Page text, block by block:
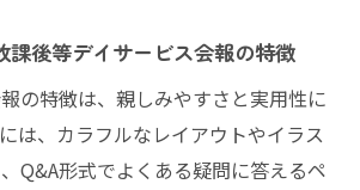
課後等デイサービス会報の特徴
の特徴は、親しみやすさと実用性に
は、カラフルなレイアウトやイラス
Q&A形式でよくある疑問に答えるペ